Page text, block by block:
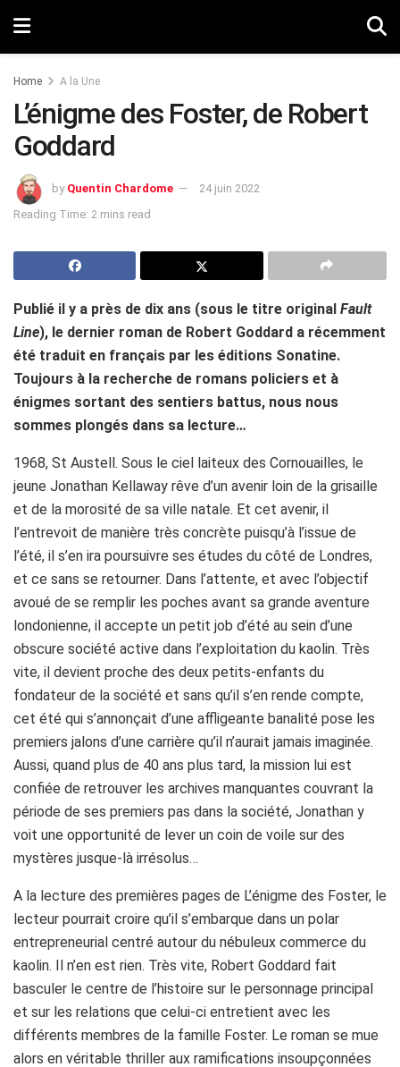
Home A la Une
L’énigme des Foster, de Robert
Goddard
by Quentin Chardome
24 juin 2022
Reading Time: 2 mins read
Publié il y a près de dix ans (sous le titre original Fault
Line), le dernier roman de Robert Goddard a récemment
été traduit en français par les éditions Sonatine.
Toujours à la recherche de romans policiers et à
énigmes sortant des sentiers battus, nous nous
sommes plongés dans sa lecture…
1968, St Austell. Sous le ciel laiteux des Cornouailles, le
jeune Jonathan Kellaway rêve d’un avenir loin de la grisaille
et de la morosité de sa ville natale. Et cet avenir, il
l’entrevoit de manière très concrète puisqu’à l’issue de
l’été, il s’en ira poursuivre ses études du côté de Londres,
et ce sans se retourner. Dans l’attente, et avec l’objectif
avoué de se remplir les poches avant sa grande aventure
londonienne, il accepte un petit job d’été au sein d’une
obscure société active dans l’exploitation du kaolin. Très
vite, il devient proche des deux petits-enfants du
fondateur de la société et sans qu’il s’en rende compte,
cet été qui s’annonçait d’une affligeante banalité pose les
premiers jalons d’une carrière qu’il n’aurait jamais imaginée.
Aussi, quand plus de 40 ans plus tard, la mission lui est
confiée de retrouver les archives manquantes couvrant la
période de ses premiers pas dans la société, Jonathan y
voit une opportunité de lever un coin de voile sur des
mystères jusque-là irrésolus…
A la lecture des premières pages de L’énigme des Foster, le
lecteur pourrait croire qu’il s’embarque dans un polar
entrepreneurial centré autour du nébuleux commerce du
kaolin. Il n’en est rien. Très vite, Robert Goddard fait
basculer le centre de l’histoire sur le personnage principal
et sur les relations que celui-ci entretient avec les
différents membres de la famille Foster. Le roman se mue
alors en véritable thriller aux ramifications insoupçonnées